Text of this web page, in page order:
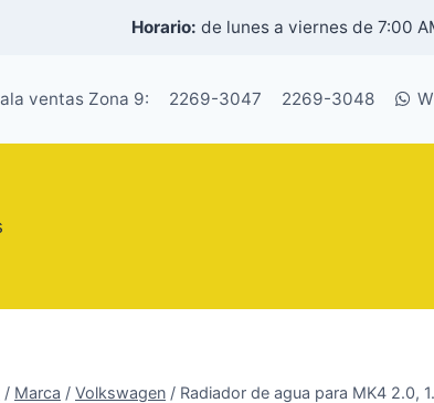
Horario: de lunes a viernes de 7:00
ventas Zona 9: 2269-3047 2269-3048
/ Marca / Volkswagen / Radiador de agua para MK4 2.0,